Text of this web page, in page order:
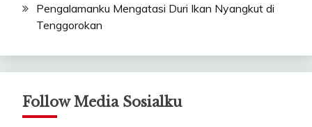
Pengalamanku Mengatasi Duri Ikan Nyangkut di
Tenggorokan
Follow Media Sosialku